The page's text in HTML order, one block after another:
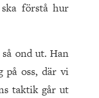
förstå hur
ond ut. Han
på oss, där vi
taktik går ut